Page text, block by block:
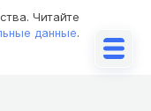
Читайте
данные.